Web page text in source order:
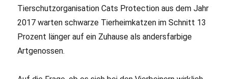
Tierschutzorganisation Cats Protection aus dem Jahr
2017 warten schwarze Tierheimkatzen im Schnitt 13
Prozent länger auf ein Zuhause als andersfarbige
Artgenossen.